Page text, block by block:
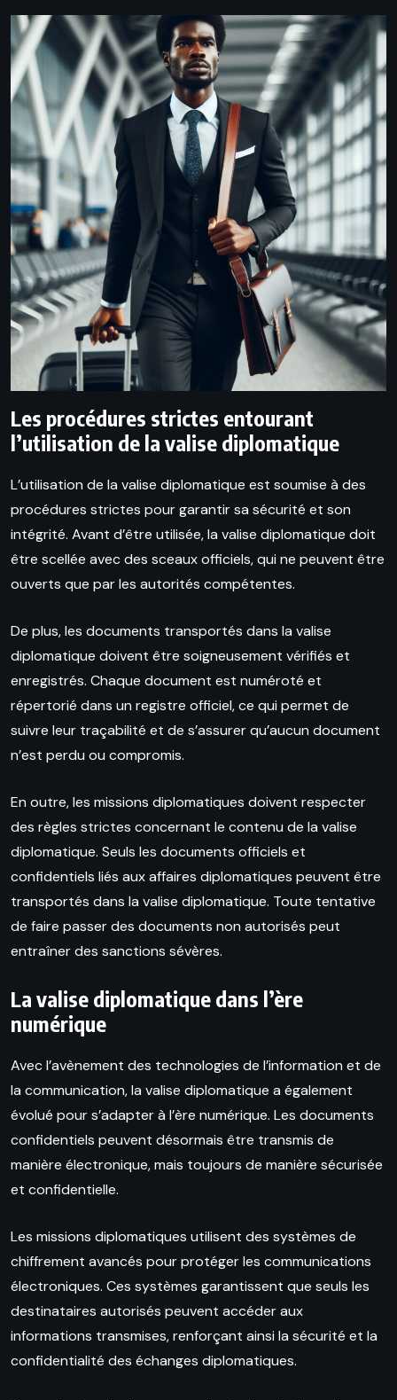
Les procédures strictes entourant
l’utilisation de la valise diplomatique
L’utilisation de la valise diplomatique est soumise à des
procédures strictes pour garantir sa sécurité et son
intégrité. Avant d’être utilisée, la valise diplomatique doit
être scellée avec des sceaux officiels, qui ne peuvent être
ouverts que par les autorités compétentes.
De plus, les documents transportés dans la valise
diplomatique doivent être soigneusement vérifiés et
enregistrés. Chaque document est numéroté et
répertorié dans un registre officiel, ce qui permet de
suivre leur traçabilité et de s’assurer qu’aucun document
n’est perdu ou compromis.
En outre, les missions diplomatiques doivent respecter
des règles strictes concernant le contenu de la valise
diplomatique. Seuls les documents officiels et
confidentiels liés aux affaires diplomatiques peuvent être
transportés dans la valise diplomatique. Toute tentative
de faire passer des documents non autorisés peut
entraîner des sanctions sévères.
La valise diplomatique dans l’ère
numérique
Avec l’avènement des technologies de l’information et de
la communication, la valise diplomatique a également
évolué pour s’adapter à l’ère numérique. Les documents
confidentiels peuvent désormais être transmis de
manière électronique, mais toujours de manière sécurisée
et confidentielle.
Les missions diplomatiques utilisent des systèmes de
chiffrement avancés pour protéger les communications
électroniques. Ces systèmes garantissent que seuls les
destinataires autorisés peuvent accéder aux
informations transmises, renforçant ainsi la sécurité et la
confidentialité des échanges diplomatiques.